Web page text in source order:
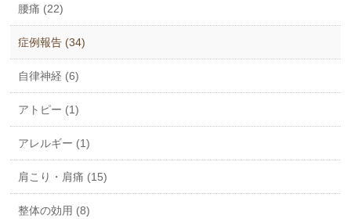
腰痛 (22)
症例報告 (34)
自律神経 (6)
アトピー (1)
アレルギー (1)
肩こり・肩痛 (15)
整体の効用 (8)